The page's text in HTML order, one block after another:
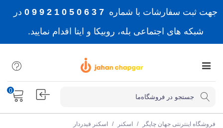
جهت ثبت سفارشات با شماره 7 3 6 0 5 0 1 2 9 9 0
در
شبکه های اجتماعی بله، روبیکا و ایتا اقدام نمایید.
0
فروشگاه اینترنتی جهان چاپگر / اسکنر / اسکنر فیدردار